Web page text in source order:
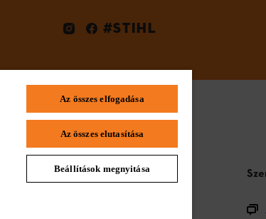
#STIHL
STIHL GYIK
Az összes elfogadása
Az összes elutasítása
Beállítások megnyitása